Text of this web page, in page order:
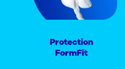
Protection
FormFit